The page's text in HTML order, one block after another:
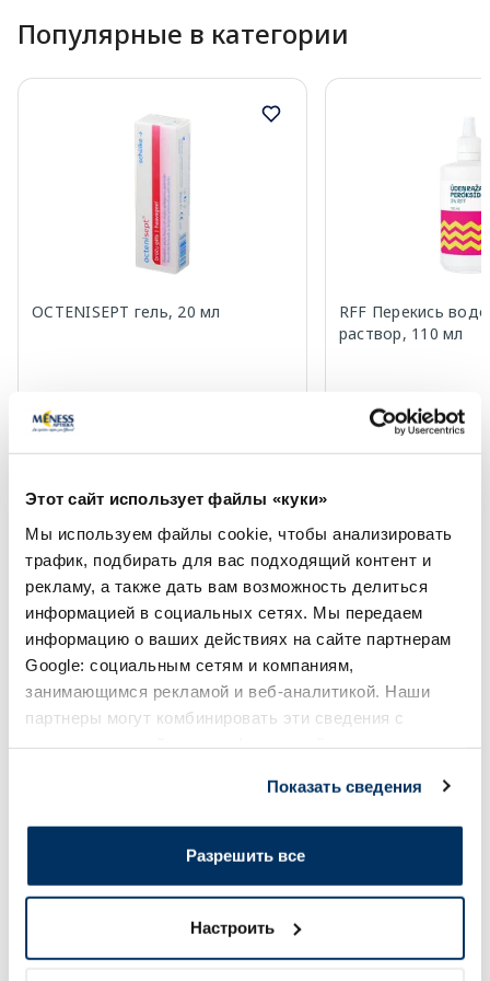
Этот сайт использует файлы «куки»
Мы используем файлы cookie, чтобы анализировать
трафик, подбирать для вас подходящий контент и
рекламу, а также дать вам возможность делиться
информацией в социальных сетях. Мы передаем
информацию о ваших действиях на сайте партнерам
Google: социальным сетям и компаниям,
занимающимся рекламой и веб-аналитикой. Наши
партнеры могут комбинировать эти сведения с
Показать сведения
Разрешить все
Настроить
Популярные в категории
OCTENISEPT гель, 20 мл
В корзину
RFF Перекись
раствор, 110 мл
Page 1 of 10
Солнечная защита летом ☀️
Более...
BIODERMA Photoderm Pediatrics
AUSTRALIAN